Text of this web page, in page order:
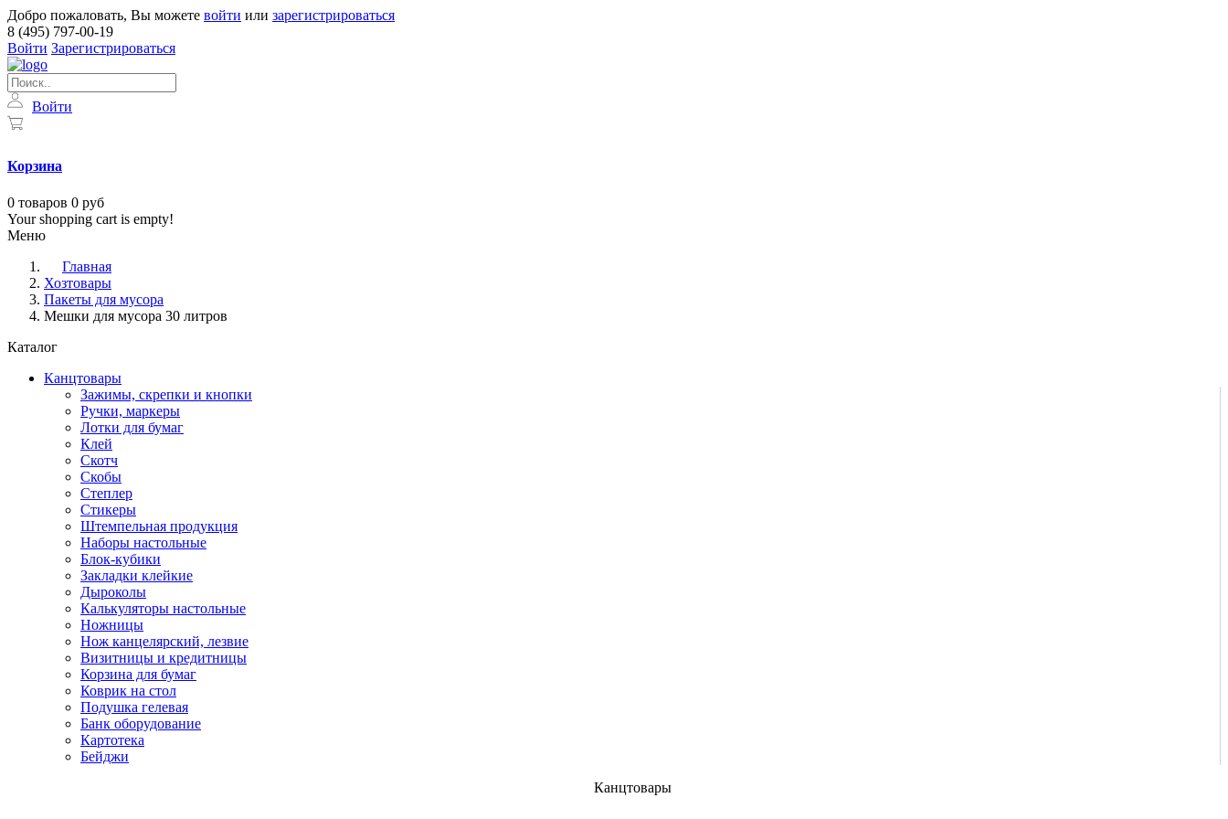
Добро пожаловать, Вы можете войти или зарегистрироваться
8 (495) 797-00-19
Войти Зарегистрироваться
Войти
Корзина
0 товаров 0 руб
Your shopping cart is empty!
Меню
Главная
Хозтовары
Пакеты для мусора
Мешки для мусора 30 литров
Каталог
Канцтовары
Зажимы, скрепки и кнопки
Ручки, маркеры
Лотки для бумаг
Клей
Скотч
Скобы
Степлер
Стикеры
Штемпельная продукция
Наборы настольные
Блок-кубики
Закладки клейкие
Дыроколы
Калькуляторы настольные
Ножницы
Нож канцелярский, лезвие
Визитницы и кредитницы
Корзина для бумаг
Коврик на стол
Подушка гелевая
Банк оборудование
Картотека
Бейджи
Канцтовары